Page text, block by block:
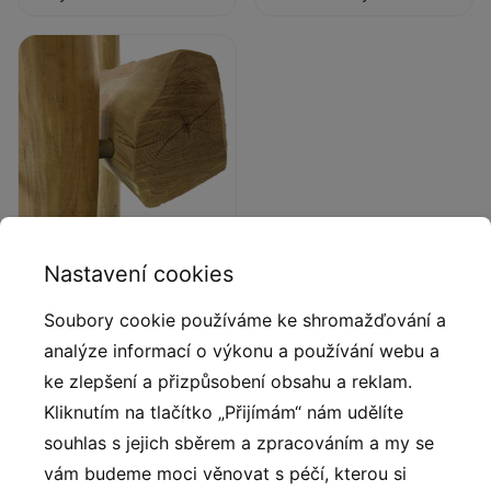
Přírodní akátové dřevo
Přírodní kulatina Robinia z
evropských plantáží s
certifikátem FSC, který
pocházejí z odpovědně
obhospodařovaných lesů.
Životnost až 15 let.
Nastavení cookies
Soubory cookie používáme ke shromažďování a
analýze informací o výkonu a používání webu a
ke zlepšení a přizpůsobení obsahu a reklam.
Kliknutím na tlačítko „Přijímám“ nám udělíte
souhlas s jejich sběrem a zpracováním a my se
vám budeme moci věnovat s péčí, kterou si